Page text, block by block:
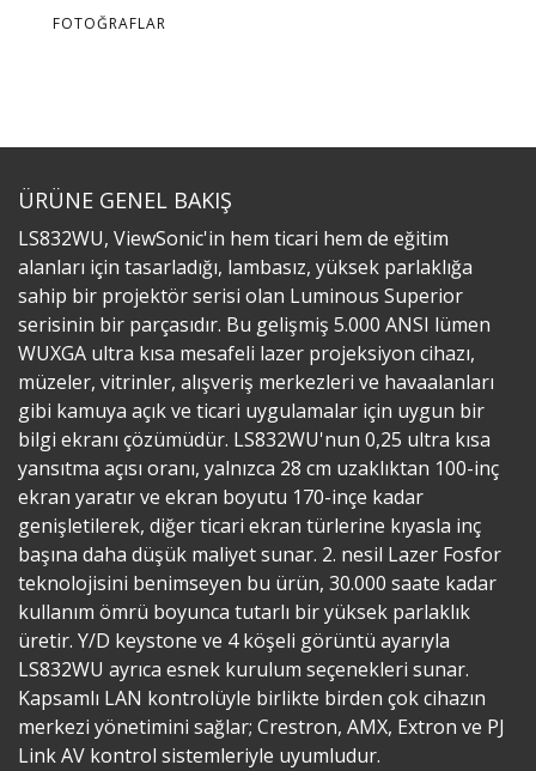
FOTOĞRAFLAR
ÜRÜNE GENEL BAKIŞ
LS832WU, ViewSonic'in hem ticari hem de eğitim
alanları için tasarladığı, lambasız, yüksek parlaklığa
sahip bir projektör serisi olan Luminous Superior
serisinin bir parçasıdır. Bu gelişmiş 5.000 ANSI lümen
WUXGA ultra kısa mesafeli lazer projeksiyon cihazı,
müzeler, vitrinler, alışveriş merkezleri ve havaalanları
gibi kamuya açık ve ticari uygulamalar için uygun bir
bilgi ekranı çözümüdür. LS832WU'nun 0,25 ultra kısa
yansıtma açısı oranı, yalnızca 28 cm uzaklıktan 100-inç
ekran yaratır ve ekran boyutu 170-inçe kadar
genişletilerek, diğer ticari ekran türlerine kıyasla inç
başına daha düşük maliyet sunar. 2. nesil Lazer Fosfor
teknolojisini benimseyen bu ürün, 30.000 saate kadar
kullanım ömrü boyunca tutarlı bir yüksek parlaklık
üretir. Y/D keystone ve 4 köşeli görüntü ayarıyla
LS832WU ayrıca esnek kurulum seçenekleri sunar.
Kapsamlı LAN kontrolüyle birlikte birden çok cihazın
merkezi yönetimini sağlar; Crestron, AMX, Extron ve PJ
Link AV kontrol sistemleriyle uyumludur.​